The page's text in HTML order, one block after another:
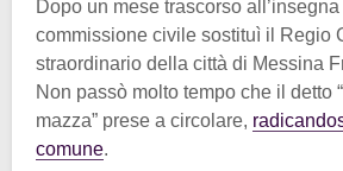
Dopo un mese trascorso
commissione civile sostituì il Regio
straordinario della città di Messina
Non passò molto tempo che il detto
mazza” prese a circolare,
comune.